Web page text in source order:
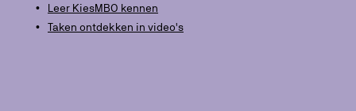
Leer KiesMBO kennen
Taken ontdekken in video's